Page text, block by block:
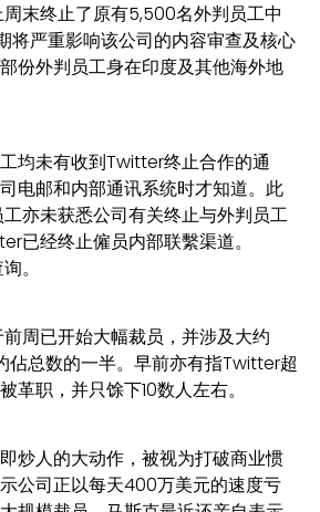
末终止了原有5,500名外判员工中
将严重影响该公司的内容审查及核心
份外判员工身在印度及其他海外地
均未有收到Twitter终止合作的通
电邮和内部通讯系统时才知道。此
亦未获悉公司有关终止与外判员工
已经终止僱员内部联繫渠道。
。
周已开始大幅裁员，并涉及大约
佔总数的一半。早前亦有指Twitter超
革职，并只馀下10数人左右。
炒人的大动作，被视为打破商业惯
公司正以每天400万美元的速度亏